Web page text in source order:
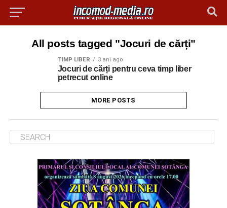
All posts tagged "Jocuri de cărți"
TIMP LIBER 3 ani ago
Jocuri de cărți pentru ceva timp liber
petrecut online
MORE POSTS